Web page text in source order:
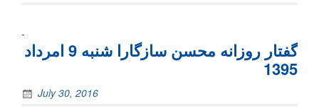
-
گفتار روزانه محسن سازگارا شنبه 9 امرداد
1395
July 30, 2016